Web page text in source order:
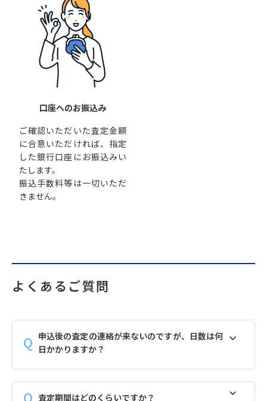
口座へのお振込み
ご確認いただいた査定金額
に合意いただければ、指定
した銀行口座にお振込みい
たします。
振込手数料等は一切いただ
きません。
よくあるご質問
申込後の査定の連絡が来ないのですが、日数は何
日かかりますか？
査定期間はどのくらいですか？